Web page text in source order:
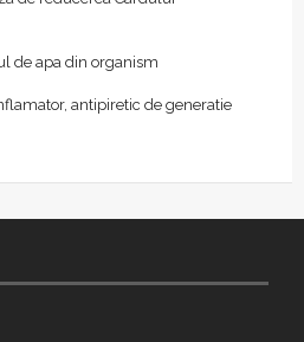
de apa din organism
antipiretic de generatie